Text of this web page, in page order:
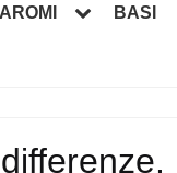
AROMI BASI